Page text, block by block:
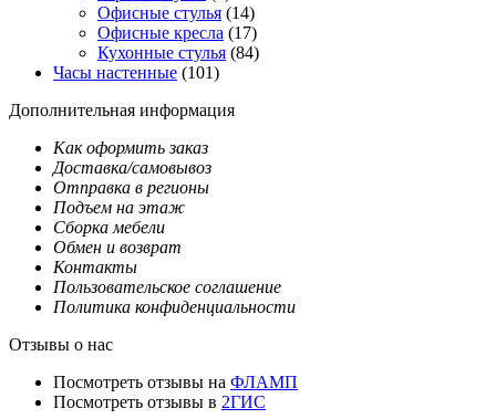
Офисные стулья (14)
Офисные кресла (17)
Кухонные стулья (84)
Часы настенные (101)
Дополнительная информация
Как оформить заказ
Доставка/самовывоз
Отправка в регионы
Подъем на этаж
Сборка мебели
Обмен и возврат
Контакты
Пользовательское соглашение
Политика конфиденциальности
Отзывы о нас
Посмотреть отзывы на ФЛАМП
Посмотреть отзывы в 2ГИС